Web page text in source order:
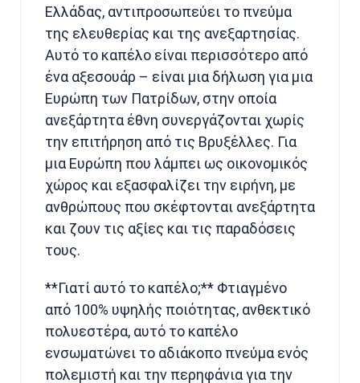
Ελλάδας, αντιπροσωπεύει το πνεύμα
της ελευθερίας και της ανεξαρτησίας.
Αυτό το καπέλο είναι περισσότερο από
ένα αξεσουάρ – είναι μια δήλωση για μια
Ευρώπη των Πατρίδων, στην οποία
ανεξάρτητα έθνη συνεργάζονται χωρίς
την επιτήρηση από τις Βρυξέλλες. Για
μια Ευρώπη που λάμπει ως οικονομικός
χώρος και εξασφαλίζει την ειρήνη, με
ανθρώπους που σκέφτονται ανεξάρτητα
και ζουν τις αξίες και τις παραδόσεις
τους.
**Γιατί αυτό το καπέλο;** Φτιαγμένο
από 100% υψηλής ποιότητας, ανθεκτικό
πολυεστέρα, αυτό το καπέλο
ενσωματώνει το αδιάκοπο πνεύμα ενός
πολεμιστή και την περηφάνια για την